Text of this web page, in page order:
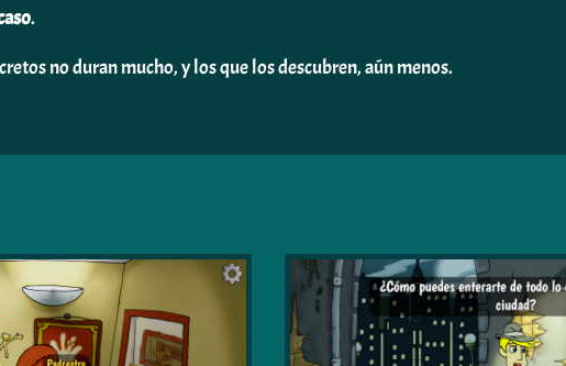
.
no duran mucho, y los que los descubren, aún menos.